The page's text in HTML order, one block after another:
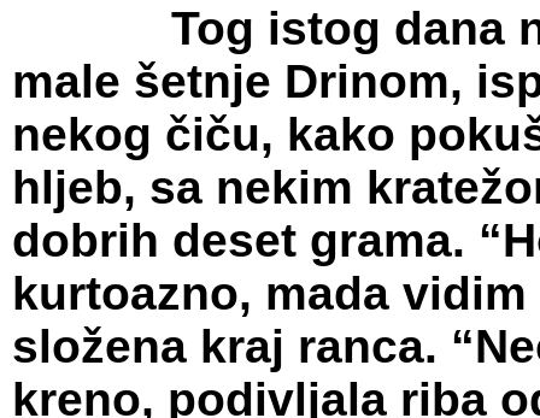
Tog istog dana
male šetnje Drinom,
nekog čiču, kako
hljeb, sa nekim
dobrih deset grama.
kurtoazno, mada
složena kraj ranca.
kreno, podivljala riba